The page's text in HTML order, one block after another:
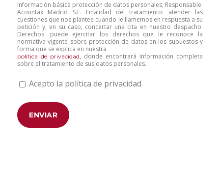
Información básica protección de datos personales; Responsable:
Acountax Madrid S.L. Finalidad del tratamiento: atender las
cuestiones que nos plantee cuando le llamemos en respuesta a su
petición y, en su caso, concertar una cita en nuestro despacho.
Derechos: puede ejercitar los derechos que le reconoce la
normativa vigente sobre protección de datos en los supuestos y
forma que se explica en nuestra
política de privacidad, donde encontrará Información completa
sobre el tratamiento de sus datos personales.
Acepto la política de privacidad